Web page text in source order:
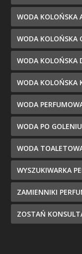
WODA KOLOŃSKA
WODA KOLOŃSKA
WODA KOLOŃSKA
WODA KOLOŃSKA
WODA
WODA PO
WODA
WYSZUKIWARKA
ZAMIENNIKI
ZOSTAŃ